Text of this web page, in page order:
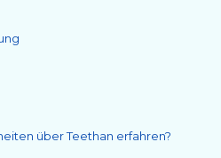
über Teethan erfahren?